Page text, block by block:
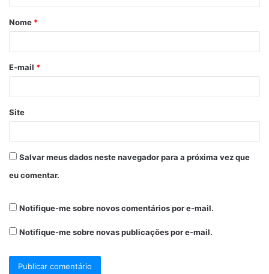
Nome *
E-mail *
Site
Salvar meus dados neste navegador para a próxima vez que
eu comentar.
Notifique-me sobre novos comentários por e-mail.
Notifique-me sobre novas publicações por e-mail.